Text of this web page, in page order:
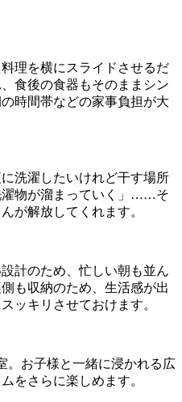
理を横にスライドさせるだ
食後の食器もそのままシン
時間帯などの家事負担が大
洗濯したいけれど干す場所
濯物が溜まっていく」……そ
が解放してくれます。
計のため、忙しい朝も並ん
も収納のため、生活感が出
ッキリさせておけます。
。お子様と一緒に浸かれる広
をさらに楽しめます。